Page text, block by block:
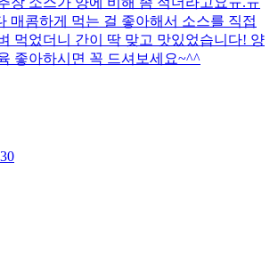
매콤하게 먹는 걸 좋아해서 소스를 직접
먹었더니 간이 딱 맞고 맛있었습니다! 양
좋아하시면 꼭 드셔보세요~^^